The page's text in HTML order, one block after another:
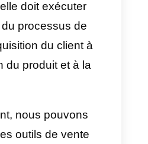
celui-ci. Lorsque
ce terme, nous
que les vendeurs
et chercher
et des clients par